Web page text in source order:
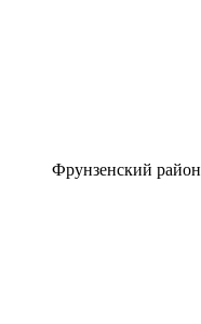
Фрунзенский район